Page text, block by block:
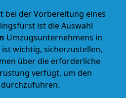
bei der Vorbereitung eines
ist die Auswahl
Umzugsunternehmens in
ist wichtig, sicherzustellen,
über die erforderliche
verfügt, um den